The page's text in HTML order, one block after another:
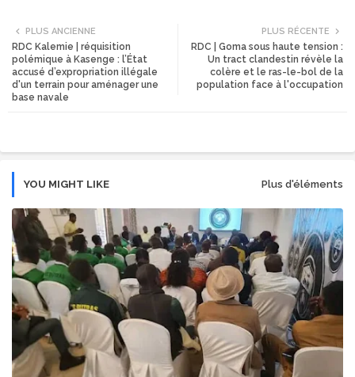
ats
app
PLUS RÉCENTE
RDC | ​Goma sous haute tension :
Un tract clandestin révèle la
colère et le ras-le-bol de la
population face à l'occupation
PLUS ANCIENNE
RDC Kalemie | réquisition
polémique à Kasenge : l’État
accusé d’expropriation illégale
d'un terrain pour aménager une
base navale
YOU MIGHT LIKE Plus d'éléments